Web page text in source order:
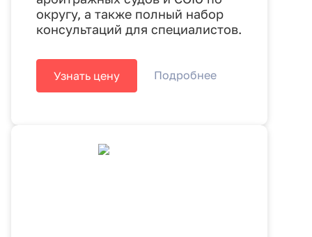
округу, а также полный набор
консультаций для специалистов.
Узнать цену Подробнее